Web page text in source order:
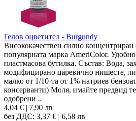
Гелов оцветител - Burgundy
Висококачествен силно концентриран
популярната марка AmeriColor.
пластмасова бутилка. Състав: Вода,
модифицирано царевично нишесте,
малко от 1/10-та от 1% натриев
консерванти) Моля, имайте предвид
одобрени ..
4,04 € | 7,90 лв
без ДДС: 3,37 € | 6,58 лв